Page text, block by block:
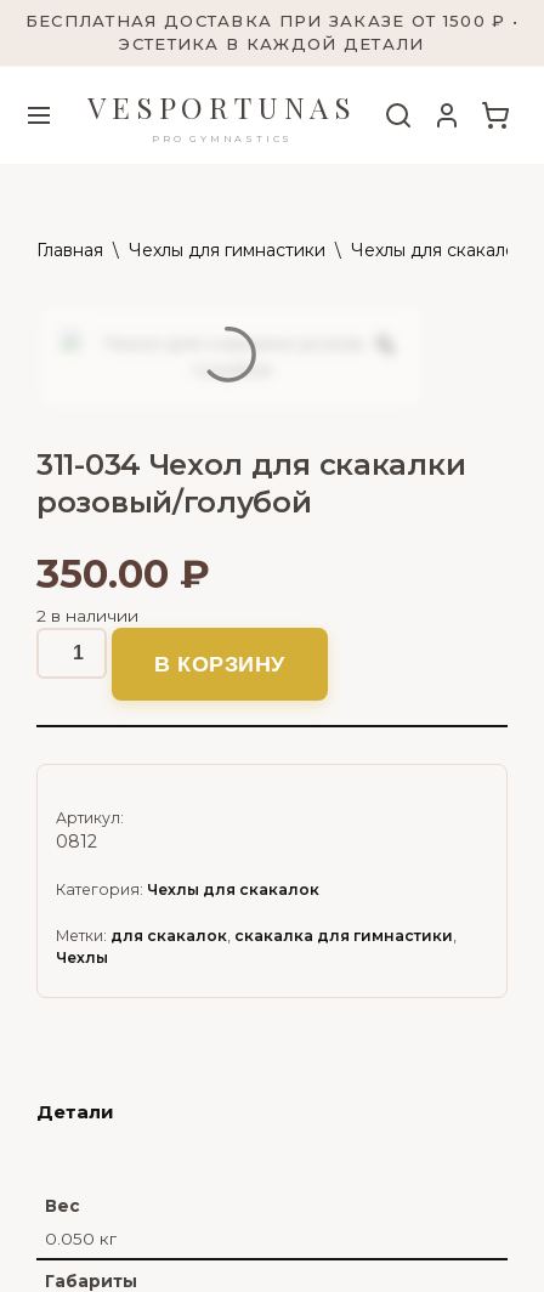
БЕСПЛАТНАЯ ДОСТАВКА ПРИ ЗАКАЗЕ ОТ 1500 ₽ •
ЭСТЕТИКА В КАЖДОЙ ДЕТАЛИ
VESPORTUNAS
PRO GYMNASTICS
Главная \ Чехлы для гимнастики \ Чехлы для скакалок
311-034 Чехол для скакалки
розовый/голубой
350.00 ₽
2 в наличии
В КОРЗИНУ
Артикул:
0812
Категория: Чехлы для скакалок
Метки: для скакалок, скакалка для гимнастики,
Чехлы
Детали
Вес
0.050 кг
Габариты